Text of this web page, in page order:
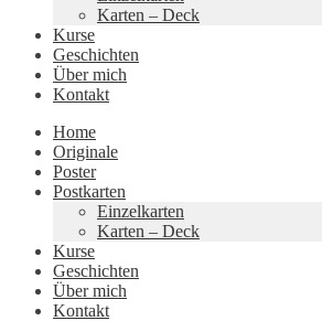
Karten – Deck
Kurse
Geschichten
Über mich
Kontakt
Home
Originale
Poster
Postkarten
Einzelkarten
Karten – Deck
Kurse
Geschichten
Über mich
Kontakt